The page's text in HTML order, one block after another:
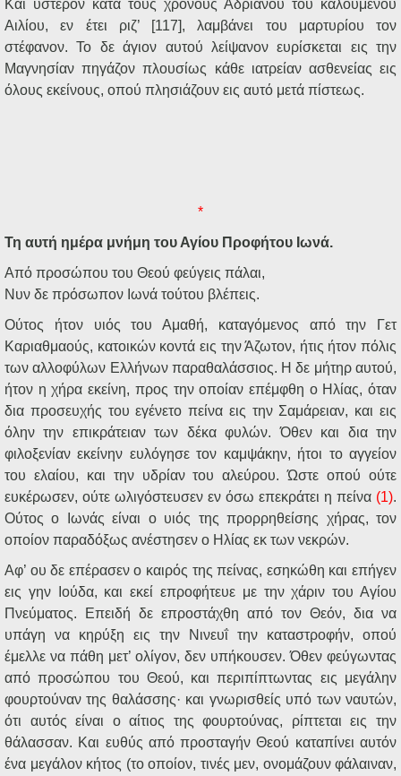
Και ύστερον κατά τους χρόνους Αδριανού του καλουμένου
Αιλίου, εν έτει ριζ’ [117], λαμβάνει του μαρτυρίου τον
στέφανον. Το δε άγιον αυτού λείψανον ευρίσκεται εις την
Μαγνησίαν πηγάζον πλουσίως κάθε ιατρείαν ασθενείας εις
όλους εκείνους, οπού πλησιάζουν εις αυτό μετά πίστεως.
*
Τη αυτή ημέρα μνήμη του Αγίου Προφήτου Ιωνά.
Από προσώπου του Θεού φεύγεις πάλαι,
Νυν δε πρόσωπον Ιωνά τούτου βλέπεις.
Ούτος ήτον υιός του Αμαθή, καταγόμενος από την Γετ
Καριαθμαούς, κατοικών κοντά εις την Άζωτον, ήτις ήτον πόλις
των αλλοφύλων Ελλήνων παραθαλάσσιος. Η δε μήτηρ αυτού,
ήτον η χήρα εκείνη, προς την οποίαν επέμφθη ο Ηλίας, όταν
δια προσευχής του εγένετο πείνα εις την Σαμάρειαν, και εις
όλην την επικράτειαν των δέκα φυλών. Όθεν και δια την
φιλοξενίαν εκείνην ευλόγησε τον καμψάκην, ήτοι το αγγείον
του ελαίου, και την υδρίαν του αλεύρου. Ώστε οπού ούτε
ευκέρωσεν, ούτε ωλιγόστευσεν εν όσω επεκράτει η πείνα (1).
Ούτος ο Ιωνάς είναι ο υιός της προρρηθείσης χήρας, τον
οποίον παραδόξως ανέστησεν ο Ηλίας εκ των νεκρών.
Αφ’ ου δε επέρασεν ο καιρός της πείνας, εσηκώθη και επήγεν
εις γην Ιούδα, και εκεί επροφήτευε με την χάριν του Αγίου
Πνεύματος. Επειδή δε επροστάχθη από τον Θεόν, δια να
υπάγη να κηρύξη εις την Νινευΐ την καταστροφήν, οπού
έμελλε να πάθη μετ’ ολίγον, δεν υπήκουσεν. Όθεν φεύγωντας
από προσώπου του Θεού, και περιπίπτωντας εις μεγάλην
φουρτούναν της θαλάσσης· και γνωρισθείς υπό των ναυτών,
ότι αυτός είναι ο αίτιος της φουρτούνας, ρίπτεται εις την
θάλασσαν. Και ευθύς από προσταγήν Θεού καταπίνει αυτόν
ένα μεγάλον κήτος (το οποίον, τινές μεν, ονομάζουν φάλαιναν,